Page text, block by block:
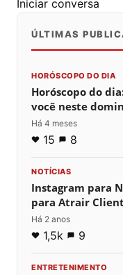
Iniciar conversa
ÚLTIMAS
HORÓSCOPO DO DIA
Horóscopo do
você neste
Há 4 meses
15 8
NOTÍCIAS
Instagram para
para Atrair
Há 2 anos
1,5k 9
ENTRETENIMENTO